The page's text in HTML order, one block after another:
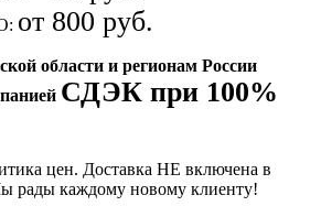
от 800 руб.
области и регионам России
СДЭК при 100%
цен. Доставка НЕ включена в
рады каждому новому клиенту!